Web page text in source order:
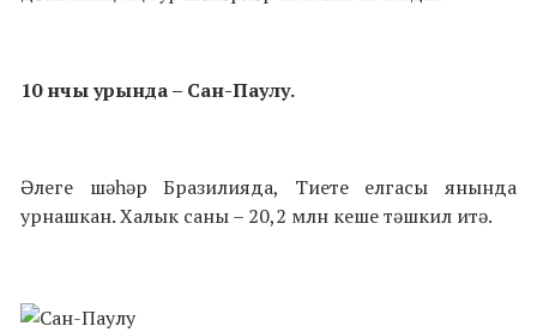
10 нчы урында – Сан-Паулу.
Әлеге шәһәр Бразилияда, Тиете елгасы янында
урнашкан. Халык саны – 20,2 млн кеше тәшкил итә.